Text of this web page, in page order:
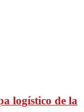
logístico de la